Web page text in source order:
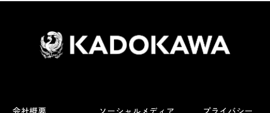
会社概要 ソーシャルメディア プライバシー